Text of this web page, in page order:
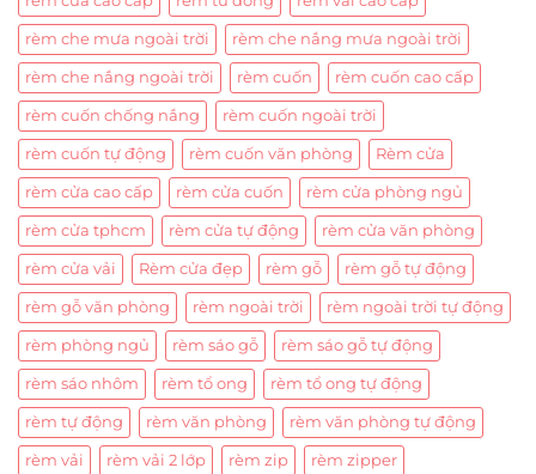
rèm che mưa ngoài trời rèm che nắng mưa ngoài trời
rèm che nắng ngoài trời rèm cuốn rèm cuốn cao cấp
rèm cuốn chống nắng rèm cuốn ngoài trời
rèm cuốn tự động rèm cuốn văn phòng Rèm cửa
rèm cửa cao cấp rèm cửa cuốn rèm cửa phòng ngủ
rèm cửa tphcm rèm cửa tự động rèm cửa văn phòng
rèm cửa vải Rèm cửa đẹp rèm gỗ rèm gỗ tự động
rèm gỗ văn phòng rèm ngoài trời rèm ngoài trời tự động
rèm phòng ngủ rèm sáo gỗ rèm sáo gỗ tự động
rèm sáo nhôm rèm tổ ong rèm tổ ong tự động
rèm tự động rèm văn phòng rèm văn phòng tự động
rèm vải rèm vải 2 lớp rèm zip rèm zipper